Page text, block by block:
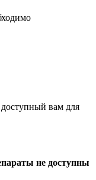
вам для
не доступны